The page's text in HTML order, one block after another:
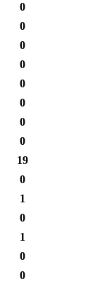
0
0
0
0
0
0
0
0
19
0
1
0
1
0
0